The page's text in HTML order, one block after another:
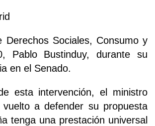
Derechos Sociales, Consumo y
Pablo Bustinduy, durante su
en el Senado.
esta intervención, el ministro
vuelto a defender su propuesta
tenga una prestación universal